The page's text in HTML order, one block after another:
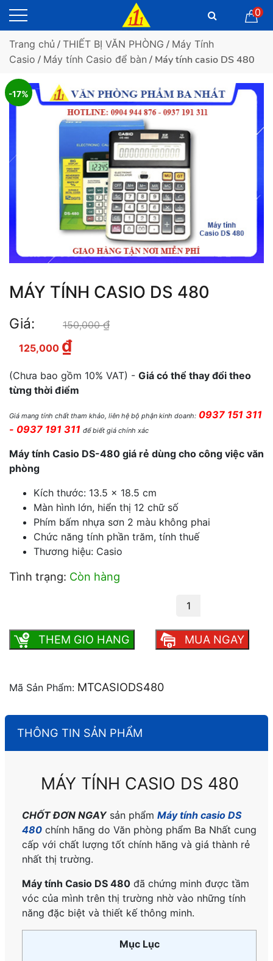
0
Trang chủ / THIẾT BỊ VĂN PHÒNG / Máy Tính
Casio / Máy tính Casio để bàn / Máy tính casio DS 480
-17%
MÁY TÍNH CASIO DS 480
Giá: 150,000₫
125,000 ₫
(Chưa bao gồm 10% VAT) - Giá có thể thay đổi theo
từng thời điểm
Giá mang tính chất tham khảo, liên hệ bộ phận kinh doanh: 0937 151 311
- 0937 191 311 để biết giá chính xác
Máy tính Casio DS-480 giá rẻ dùng cho công việc văn
phòng
Kích thước: 13.5 x 18.5 cm
Màn hình lớn, hiển thị 12 chữ số
Phím bấm nhựa sơn 2 màu không phai
Chức năng tính phần trăm, tính thuế
Thương hiệu: Casio
Tình trạng: Còn hàng
THEM GIO HANG MUA NGAY
Mã Sản Phẩm: MTCASIODS480
THÔNG TIN SẢN PHẨM
MÁY TÍNH CASIO DS 480
CHỐT ĐƠN NGAYsản phẩmMáy tính casio DS
480 chính hãng do Văn phòng phẩm Ba Nhất cung
cấp với chất lượng tốt chính hãng và giá thành rẻ
nhất thị trường.
Máy tính Casio DS 480 đã chứng minh được tầm
vóc của mình trên thị trường nhờ vào những tính
năng đặc biệt và thiết kế thông minh.
Mục Lục